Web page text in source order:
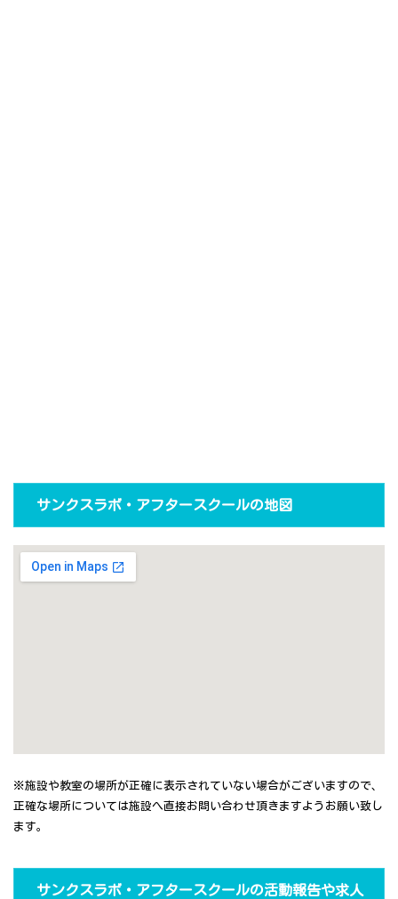
サンクスラボ・アフタースクールの地図
※施設や教室の場所が正確に表示されていない場合がございますので、
正確な場所については施設へ直接お問い合わせ頂きますようお願い致し
ます。
サンクスラボ・アフタースクールの活動報告や求人